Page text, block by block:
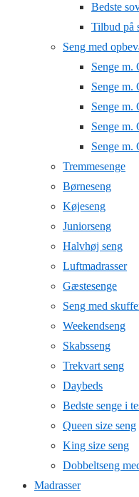
Bedste
Tilbud på
Seng med
Senge m.
Senge m.
Senge m.
Senge m.
Senge m.
Tremmesenge
Børneseng
Køjeseng
Juniorseng
Halvhøj seng
Luftmadrasser
Gæstesenge
Seng med
Weekendseng
Skabsseng
Trekvart seng
Daybeds
Bedste senge i
Queen size seng
King size seng
Dobbeltseng
Madrasser